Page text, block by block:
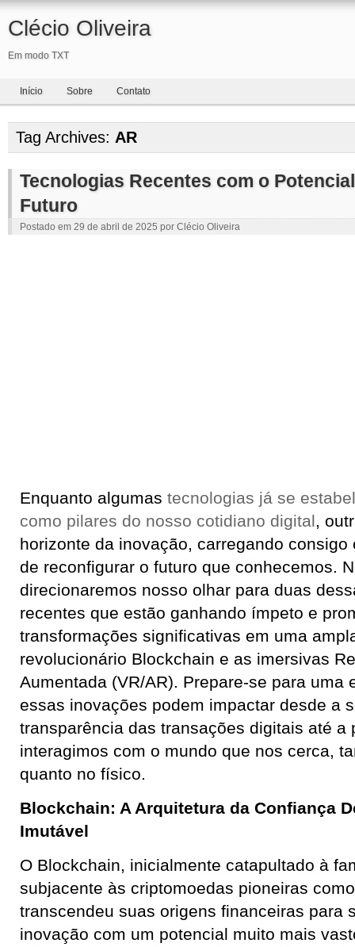
Clécio Oliveira
Em modo TXT
Início Sobre Contato
Tag Archives: AR
Tecnologias Recentes com o
Futuro
Postado em 29 de abril de 2025 por Clécio Oliveira
Enquanto algumas tecnologias já se
como pilares do nosso cotidiano digital,
horizonte da inovação, carregando
de reconfigurar o futuro que conhecemos.
direcionaremos nosso olhar para duas
recentes que estão ganhando ímpeto e
transformações significativas em uma
revolucionário Blockchain e as imersivas
Aumentada (VR/AR). Prepare-se para uma
essas inovações podem impactar desde a
transparência das transações digitais até a
interagimos com o mundo que nos cerca,
quanto no físico.
Blockchain: A Arquitetura da Confiança
Imutável
O Blockchain, inicialmente catapultado à
subjacente às criptomoedas pioneiras
transcendeu suas origens financeiras para
inovação com um potencial muito mais